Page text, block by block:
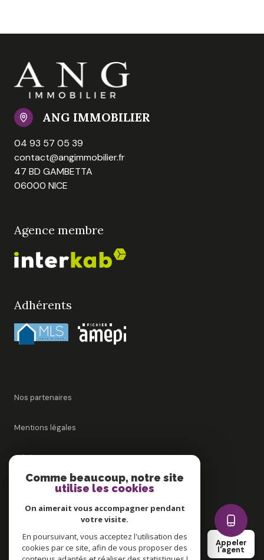
Appeler
l'agent
ANG IMMOBILIER
04 93 57 05 39
contact@angimmobilier.fr
47 BD GAMBETTA
06000 NICE
Agence membre
Adhérents
Nos partenaires
Mentions légales
Admin
Nos honoraires
Cookies
Comme beaucoup, notre site
utilise les cookies
On aimerait vous accompagner pendant
votre visite.
En poursuivant, vous acceptez l'utilisation des
cookies par ce site, afin de vous proposer des